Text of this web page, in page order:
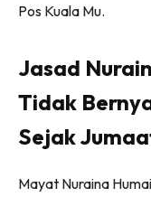
Pos Kuala Mu.
Jasad
Tidak
Sejak
Mayat Nuraina